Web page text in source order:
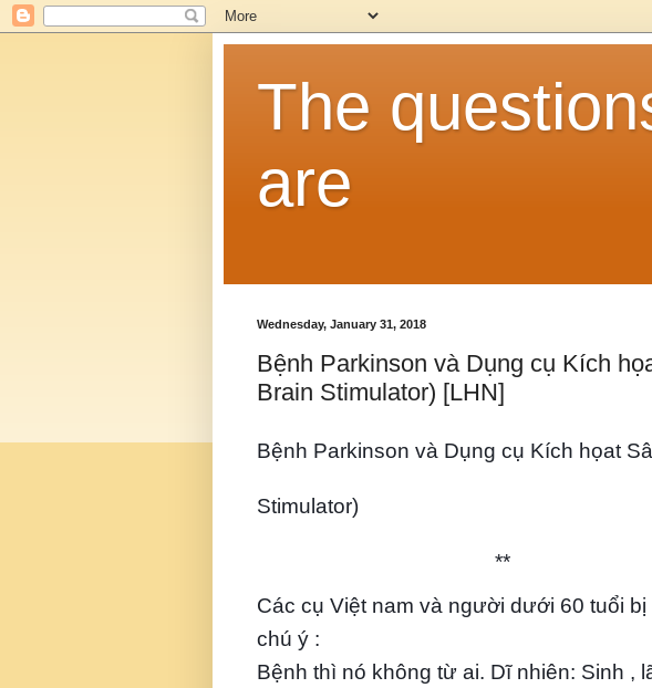
The
are
Wednesday, January 31, 2018
Bệnh Parkinson và Dụng cụ Kích
Brain Stimulator) [LHN]
Bệnh Parkinson và Dụng cụ Kích họat
Stimulator)
**
Các cụ Việt nam và người dưới 60 tuổi bị
chú ý :
Bệnh thì nó không từ ai. Dĩ nhiên: Sinh ,